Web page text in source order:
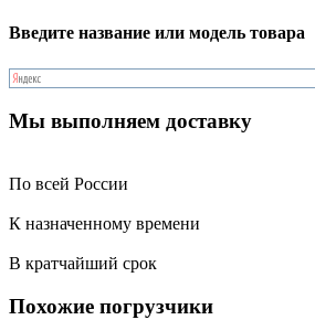
Введите название или модель товара
Мы выполняем доставку
По всей России
К назначенному времени
В кратчайший срок
Похожие погрузчики